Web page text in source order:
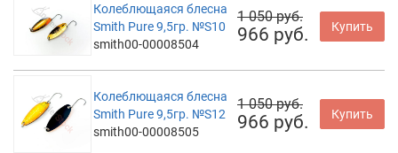
Колеблющаяся блесна
Smith Pure 9,5гр. №S10
smith00-00008504
1 050 руб.
966 руб. Купить
Колеблющаяся блесна
Smith Pure 9,5гр. №S12
smith00-00008505
1 050 руб.
966 руб. Купить